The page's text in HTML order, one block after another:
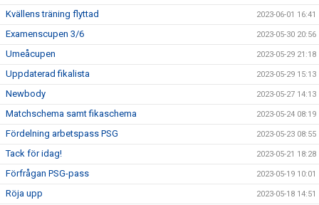
Kvällens träning flyttad 2023-06-01 16:41
Examenscupen 3/6 2023-05-30 20:56
Umeåcupen 2023-05-29 21:18
Uppdaterad fikalista 2023-05-29 15:13
Newbody 2023-05-27 14:13
Matchschema samt fikaschema 2023-05-24 08:19
Fördelning arbetspass PSG 2023-05-23 08:55
Tack för idag! 2023-05-21 18:28
Förfrågan PSG-pass 2023-05-19 10:01
Röja upp 2023-05-18 14:51